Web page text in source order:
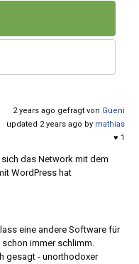
2 years ago gefragt von Gueni
updated 2 years ago by mathias
♥ 1
das Network mit dem
WordPress hat
eine andere Software für
immer schlimm.
gesagt - unorthodoxer